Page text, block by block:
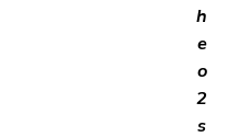
h
e
o
2
s